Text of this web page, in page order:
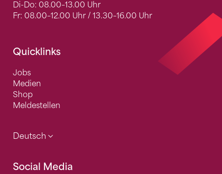
Di-Do: 08.00–13.00 Uhr
Fr: 08.00–12.00 Uhr / 13.30–16.00 Uhr
Quicklinks
Jobs
Medien
Shop
Meldestellen
Deutsch
Social Media